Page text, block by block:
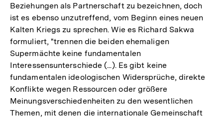
Auflösung
der
Fußnote
Beziehungen als Partnerschaft zu bezeichnen, doch
ist es ebenso unzutreffend, vom Beginn eines neuen
Kalten Kriegs zu sprechen. Wie es Richard Sakwa
formuliert, "trennen die beiden ehemaligen
Supermächte keine fundamentalen
Interessensunterschiede (...). Es gibt keine
fundamentalen ideologischen Widersprüche, direkte
Konflikte wegen Ressourcen oder größere
Meinungsverschiedenheiten zu den wesentlichen
Themen, mit denen die internationale Gemeinschaft